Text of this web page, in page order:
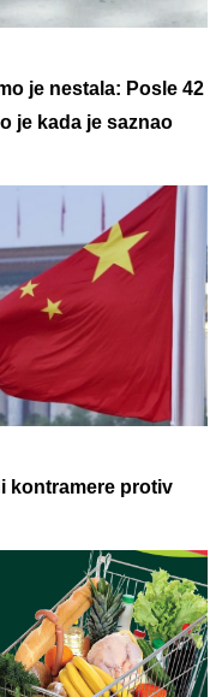
je nestala: Posle 42
je kada je saznao
kontramere protiv